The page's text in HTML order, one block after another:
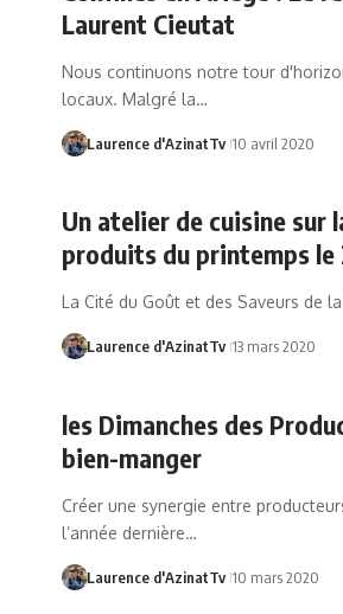
Laurent Cieutat
Nous continuons notre tour
locaux. Malgré la…
Laurence d'AzinatTv 10 avril 2020
Un atelier de cuisine sur
produits du printemps le
La Cité du Goût et des Saveurs de
Laurence d'AzinatTv 13 mars 2020
les Dimanches des
bien-manger
Créer une synergie entre
l’année dernière…
Laurence d'AzinatTv 10 mars 2020